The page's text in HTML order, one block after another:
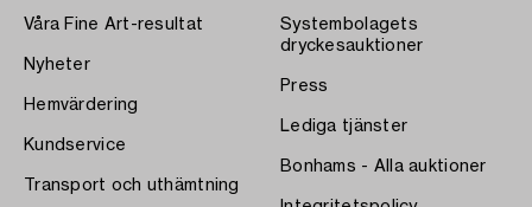
Våra Fine Art-resultat
Nyheter
Hemvärdering
Kundservice
Transport och uthämtning
Systembolagets
dryckesauktioner
Press
Lediga tjänster
Bonhams - Alla auktioner